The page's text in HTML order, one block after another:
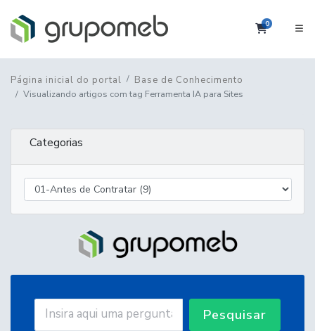
0Carrinho
Página inicial do portal Base de Conhecimento
Visualizando artigos com tag Ferramenta IA para Sites
Categorias
Pesquisar